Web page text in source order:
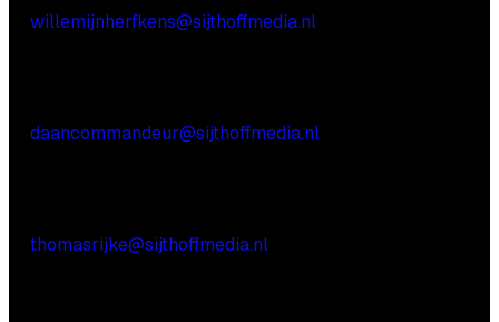
willemijnherfkens@sijthoffmedia.nl
daancommandeur@sijthoffmedia.nl
thomasrijke@sijthoffmedia.nl